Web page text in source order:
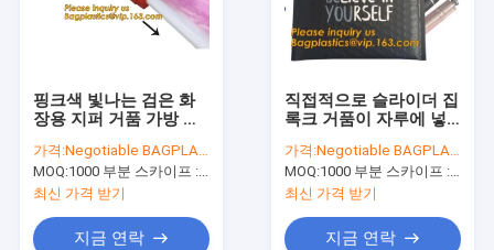
핑크색 빛나는 검은 화
장용 지퍼 거품 가방 슬
댔고 슬라이더 거품 가
방을 특화했습니다,
OEM 공장이 쿠스로 값
을 매깁니다
가격:Negotiable BAGPLASTICS@YAHOO.COM
MOQ:1000 부분 스카이프 : 마이데아르닐
최신 가격 받기
지금 연락
직접적으로 슬라이더 집
록크 거품이 자루에 넣
기포 에어백, 공장이 지
퍼 백 크라프트지 거품
마를 버블링시킵니다
가격:Negotiable BAGPLASTICS@YAHOO.COM
MOQ:1000 부분 스카이프 : 마이데아르닐
최신 가격 받기
지금 연락